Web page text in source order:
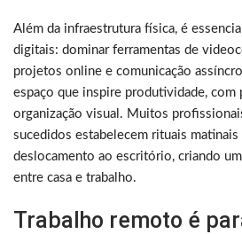
Além da infraestrutura física, é
digitais: dominar ferramentas de
projetos online e comunicação
espaço que inspire produtividade, com
organização visual. Muitos
sucedidos estabelecem rituais matinais
deslocamento ao escritório, criando
entre casa e trabalho.
Trabalho remoto é